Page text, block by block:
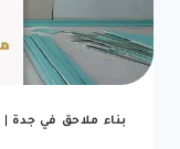
بناء ملاحق في جدة